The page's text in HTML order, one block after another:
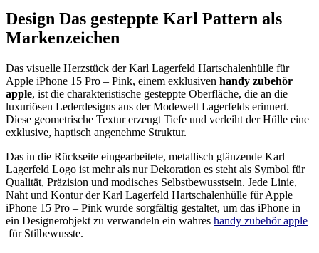
Design Das gesteppte Karl Pattern als
Markenzeichen
Das visuelle Herzstück der Karl Lagerfeld Hartschalenhülle für
Apple iPhone 15 Pro – Pink, einem exklusiven handy zubehör
apple, ist die charakteristische gesteppte Oberfläche, die an die
luxuriösen Lederdesigns aus der Modewelt Lagerfelds erinnert.
Diese geometrische Textur erzeugt Tiefe und verleiht der Hülle eine
exklusive, haptisch angenehme Struktur.
Das in die Rückseite eingearbeitete, metallisch glänzende Karl
Lagerfeld Logo ist mehr als nur Dekoration es steht als Symbol für
Qualität, Präzision und modisches Selbstbewusstsein. Jede Linie,
Naht und Kontur der Karl Lagerfeld Hartschalenhülle für Apple
iPhone 15 Pro – Pink wurde sorgfältig gestaltet, um das iPhone in
ein Designerobjekt zu verwandeln ein wahres handy zubehör apple
für Stilbewusste.